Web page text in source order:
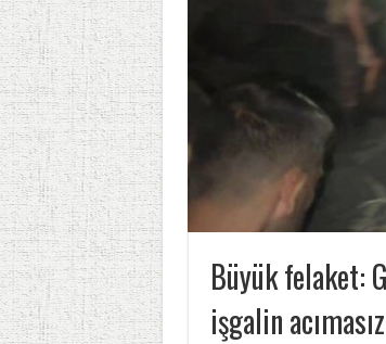
Büyük felaket:
işgalin